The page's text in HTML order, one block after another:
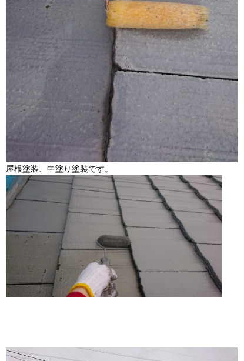
屋根塗装、中塗り塗装です。